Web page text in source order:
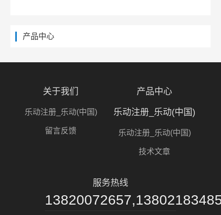
产品中心
关于我们
乐动注册_乐动(中国)
留言反馈
产品中心
乐动注册_乐动(中国)
乐动注册_乐动(中国)
技术文章
服务热线